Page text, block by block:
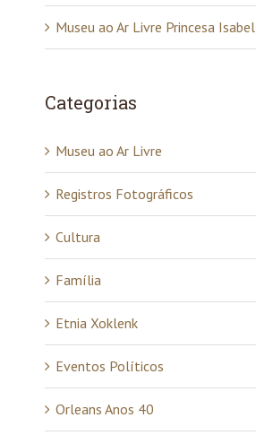
Museu ao Ar Livre Princesa Isabel
Categorias
Museu ao Ar Livre
Registros Fotográficos
Cultura
Família
Etnia Xoklenk
Eventos Políticos
Orleans Anos 40